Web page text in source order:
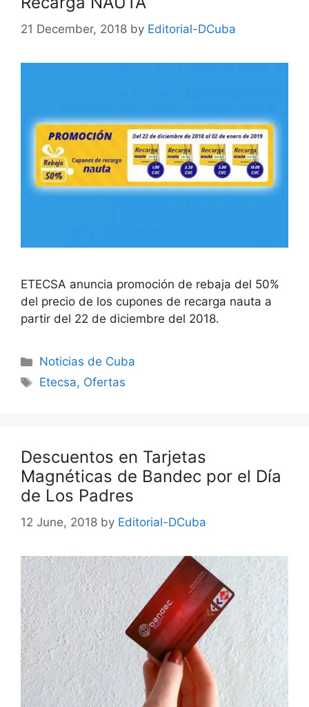
21 December, 2018 by Editorial-DCuba
ETECSA anuncia promoción de rebaja del 50%
del precio de los cupones de recarga nauta a
partir del 22 de diciembre del 2018.
Categories
Noticias de Cuba
Tags
Etecsa, Ofertas
Descuentos en Tarjetas
Magnéticas de Bandec por el Día
de Los Padres
12 June, 2018 by Editorial-DCuba